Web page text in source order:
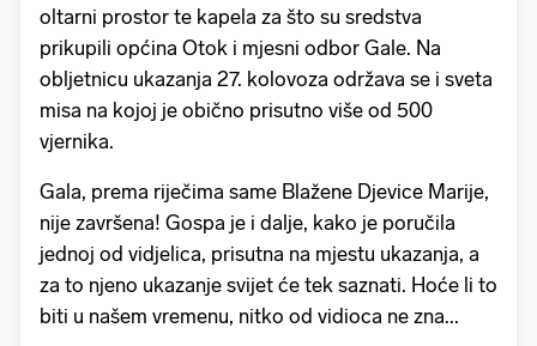
oltarni prostor te kapela za što su sredstva
prikupili općina Otok i mjesni odbor Gale. Na
obljetnicu ukazanja 27. kolovoza održava se i sveta
misa na kojoj je obično prisutno više od 500
vjernika.
Gala, prema riječima same Blažene Djevice Marije,
nije završena! Gospa je i dalje, kako je poručila
jednoj od vidjelica, prisutna na mjestu ukazanja, a
za to njeno ukazanje svijet će tek saznati. Hoće li to
biti u našem vremenu, nitko od vidioca ne zna...